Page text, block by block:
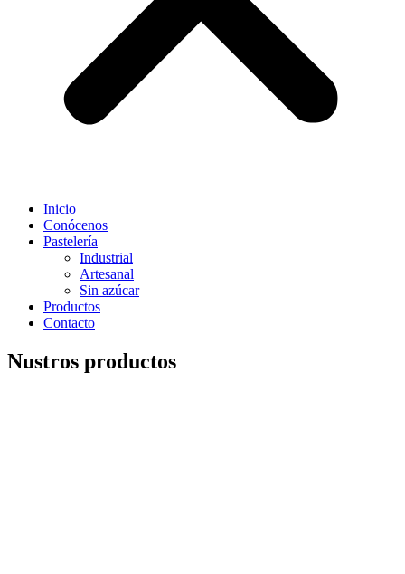
Inicio
Conócenos
Pastelería
Industrial
Artesanal
Sin azúcar
Productos
Contacto
Nustros productos